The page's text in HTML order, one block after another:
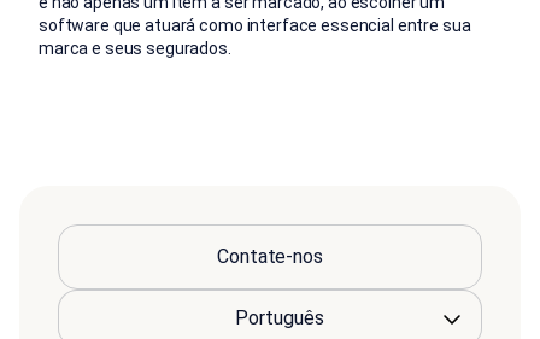
software que atuará como interface essencial entre sua
marca e seus segurados.
Contate-nos